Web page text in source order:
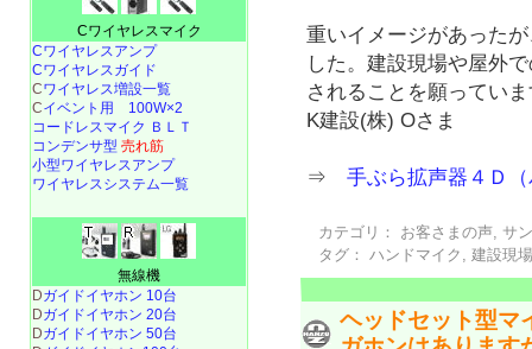
重いイメージがあった
した。建設現場や屋外
されることを願ってい
K建設(株) Oさま
⇒手ぶら拡声器４Ｄ
カテゴリ： お客さまの声 ,サ
タグ：
ハンドマイク 建設現
ヘッドセット型マ
Cワイヤレスマイク
Cワイヤレスアンプ
Cワイヤレスガイド
Cワイヤレス増設一覧
Cイベント用 100W×2
コードレスマイク ＢＬＴ
コンデンサ型 売れ筋
小型ワイヤレスアンプ
ワイヤレスシステム一覧
無線機
Dガイドイヤホン 10台
Dガイドイヤホン 20台
Dガイドイヤホン 50台